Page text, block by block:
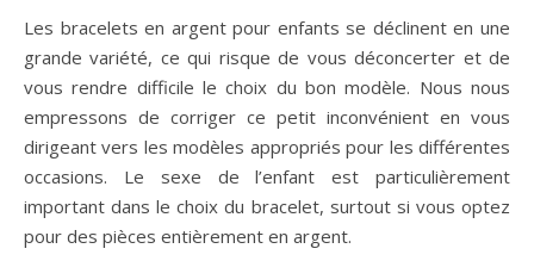
Les bracelets en argent pour enfants se déclinent en une
grande variété, ce qui risque de vous déconcerter et de
vous rendre difficile le choix du bon modèle. Nous nous
empressons de corriger ce petit inconvénient en vous
dirigeant vers les modèles appropriés pour les différentes
occasions. Le sexe de l’enfant est particulièrement
important dans le choix du bracelet, surtout si vous optez
pour des pièces entièrement en argent.